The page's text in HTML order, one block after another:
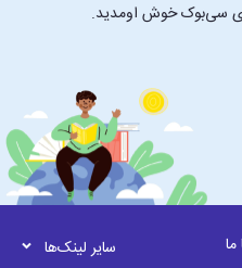
سی‌بوک خوش اومدید.
سایر لینک‌ها